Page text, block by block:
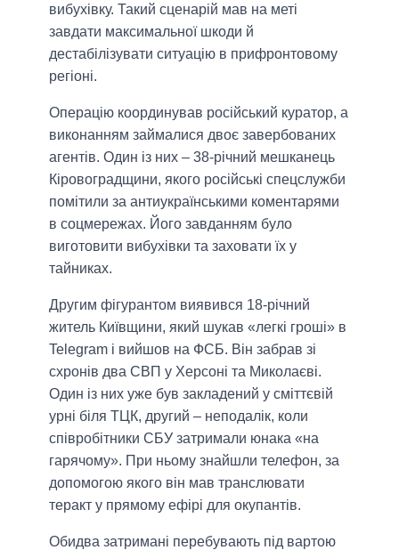
вибухівку. Такий сценарій мав на меті
завдати максимальної шкоди й
дестабілізувати ситуацію в прифронтовому
регіоні.
Операцію координував російський куратор, а
виконанням займалися двоє завербованих
агентів. Один із них – 38-річний мешканець
Кіровоградщини, якого російські спецслужби
помітили за антиукраїнськими коментарями
в соцмережах. Його завданням було
виготовити вибухівки та заховати їх у
тайниках.
Другим фігурантом виявився 18-річний
житель Київщини, який шукав «легкі гроші» в
Telegram і вийшов на ФСБ. Він забрав зі
схронів два СВП у Херсоні та Миколаєві.
Один із них уже був закладений у сміттєвій
урні біля ТЦК, другий – неподалік, коли
співробітники СБУ затримали юнака «на
гарячому». При ньому знайшли телефон, за
допомогою якого він мав транслювати
теракт у прямому ефірі для окупантів.
Обидва затримані перебувають під вартою